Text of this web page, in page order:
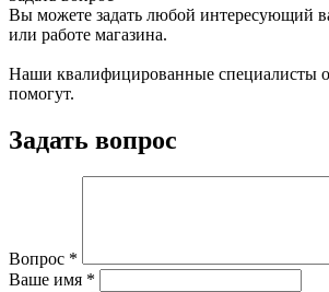
Вы можете задать любой интересующий
или работе магазина.
Наши квалифицированные специалисты
помогут.
Задать вопрос
Вопрос *
Ваше имя *